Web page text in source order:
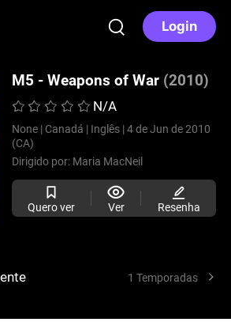
Login
M5 - Weapons of War (2010)
N/A
None | Canadá | Inglês | 4 de Jun de 2010
(CA)
Dirigido por: Maria MacNeil
Quero ver Ver Resenha
1 Temporadas